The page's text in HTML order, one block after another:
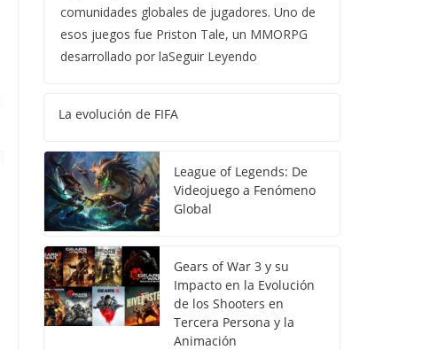
comunidades globales de jugadores. Uno de
esos juegos fue Priston Tale, un MMORPG
desarrollado por laSeguir Leyendo
La evolución de FIFA
League of Legends: De
Videojuego a Fenómeno
Global
Gears of War 3 y su
Impacto en la Evolución
de los Shooters en
Tercera Persona y la
Animación